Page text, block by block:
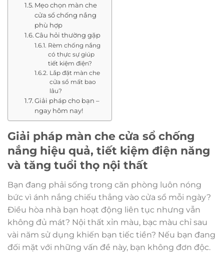
Mẹo chọn màn che
cửa sổ chống nắng
phù hợp
Câu hỏi thường gặp
Rèm chống nắng
có thực sự giúp
tiết kiệm điện?
Lắp đặt màn che
cửa sổ mất bao
lâu?
Giải pháp cho bạn –
ngay hôm nay!
Giải pháp màn che cửa sổ chống
nắng hiệu quả, tiết kiệm điện năng
và tăng tuổi thọ nội thất
Bạn đang phải sống trong căn phòng luôn nóng
bức vì ánh nắng chiếu thẳng vào cửa sổ mỗi ngày?
Điều hòa nhà bạn hoạt động liên tục nhưng vẫn
không đủ mát? Nội thất xỉn màu, bạc màu chỉ sau
vài năm sử dụng khiến bạn tiếc tiền? Nếu bạn đang
đối mặt với những vấn đề này, bạn không đơn độc.